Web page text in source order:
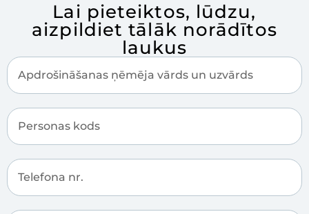
Lai pieteiktos, lūdzu,
aizpildiet tālāk norādītos
laukus